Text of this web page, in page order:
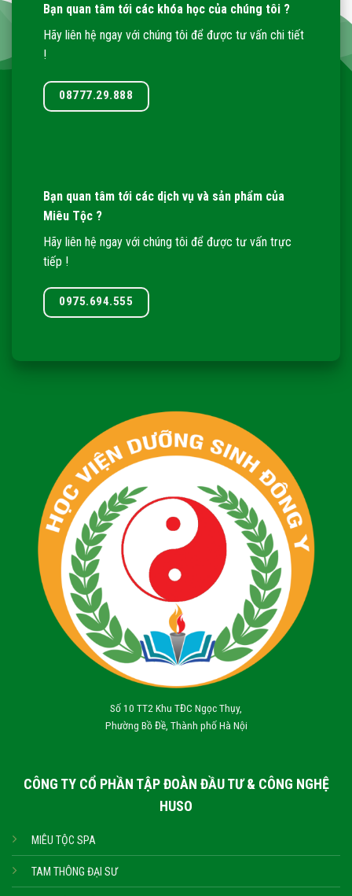
Bạn quan tâm tới các khóa học của chúng tôi ?
Hãy liên hệ ngay với chúng tôi để được tư vấn chi tiết
!
08777.29.888
Bạn quan tâm tới các dịch vụ và sản phẩm của
Miêu Tộc ?
Hãy liên hệ ngay với chúng tôi để được tư vấn trực
tiếp !
0975.694.555
Số 10 TT2 Khu TĐC Ngọc Thụy,
Phường Bồ Đề, Thành phố Hà Nội
CÔNG TY CỔ PHẦN TẬP ĐOÀN ĐẦU TƯ & CÔNG NGHỆ
HUSO
MIÊU TỘC SPA
TAM THÔNG ĐẠI SƯ